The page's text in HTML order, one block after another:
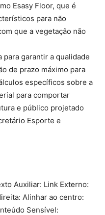
Esasy Floor, que é
para não
que a vegetação não
para garantir a qualidade
de prazo máximo para
específicos sobre a
para comportar
e público projetado
Esporte e
Auxiliar: Link Externo:
Alinhar ao centro:
Sensível: